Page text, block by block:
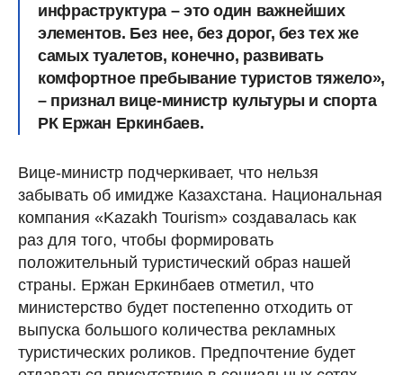
инфраструктура – это один важнейших
элементов. Без нее, без дорог, без тех же
самых туалетов, конечно, развивать
комфортное пребывание туристов тяжело»,
– признал вице-министр культуры и спорта
РК Ержан Еркинбаев.
Вице-министр подчеркивает, что нельзя
забывать об имидже Казахстана. Национальная
компания «Kazakh Tourism» создавалась как
раз для того, чтобы формировать
положительный туристический образ нашей
страны. Ержан Еркинбаев отметил, что
министерство будет постепенно отходить от
выпуска большого количества рекламных
туристических роликов. Предпочтение будет